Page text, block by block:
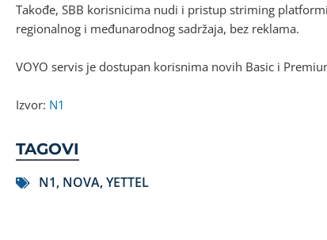
Takođe, SBB korisnicima nudi i pristup striming
regionalnog i međunarodnog sadržaja, bez reklama.
VOYO servis je dostupan korisnima novih Basic i
Izvor: N1
TAGOVI
N1, NOVA,YETTEL